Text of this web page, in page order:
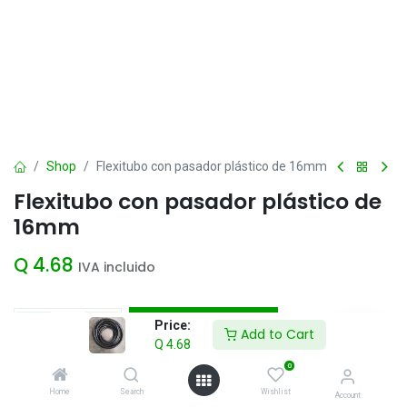
Price:
Q 4.68
Add to Cart
Home Search
0
Wishlist Account
Shop Flexitubo con pasador plástico de 16mm
Flexitubo con pasador plástico de
16mm
Q 4.68 IVA incluido
Add to Cart
Agregar a la lista de deseos